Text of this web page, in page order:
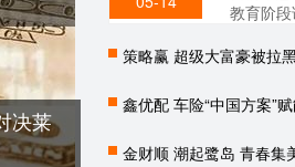
决莱
教育阶
策略赢 超级大富豪被拉
鑫优配 车险“中国方案”
金财顺 潮起鹭岛 青春集